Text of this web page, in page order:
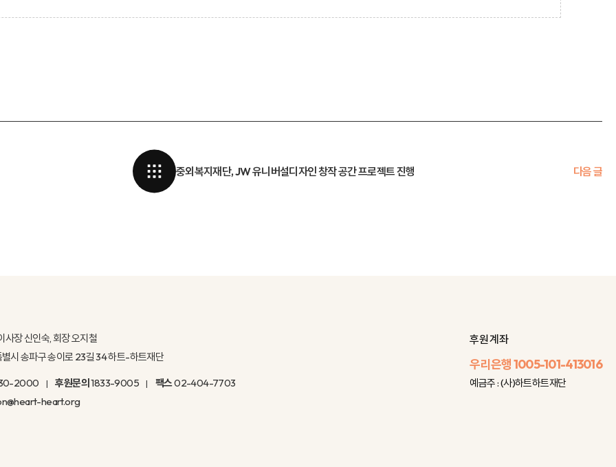
중외복지재단, JW 유니버설디자인 창작 공간 프로젝트 진행 다음 글
장 신인숙, 회장 오지철
시 송파구 송이로 23길 34 하트-하트재단
2000
후원문의1833-9005 팩스02-404-7703
heart.org
후원 계좌
우리은행1005-101-413016
예금주 : (사)하트하트재단